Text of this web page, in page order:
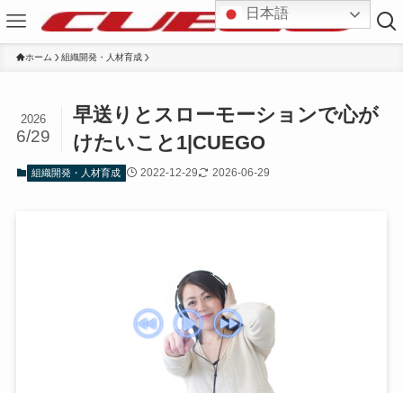
ホーム 組織開発・人材育成
早送りとスローモーションで心が
けたいこと1|CUEGO
2026
6/29
組織開発・人材育成 2022-12-29 2026-06-29
日本語